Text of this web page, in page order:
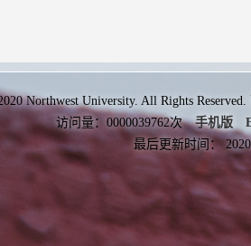
Northwest University. All Rights
访问量： 0000039762次 手机版
最后更新时间： 2020